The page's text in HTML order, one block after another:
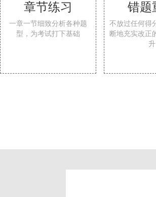
章节练习
一章一节细致分析各种题
型，为考试打下基础
错题
不放过任何得
断地充实改正
升